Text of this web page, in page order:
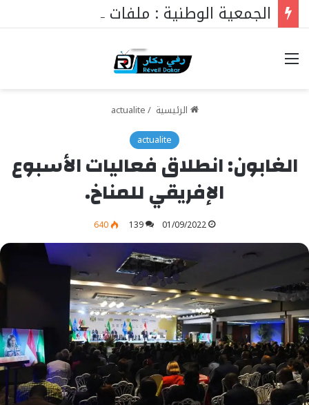
خيارات
الرئيسية /
actualite
actualite
الغابون: انطلاق فعاليات الأسبوع
الإفريقي للمناخ.
01/09/2022
139
640